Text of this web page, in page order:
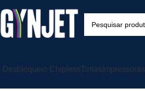
Desbloqueio ChiplessTintas Impressoras